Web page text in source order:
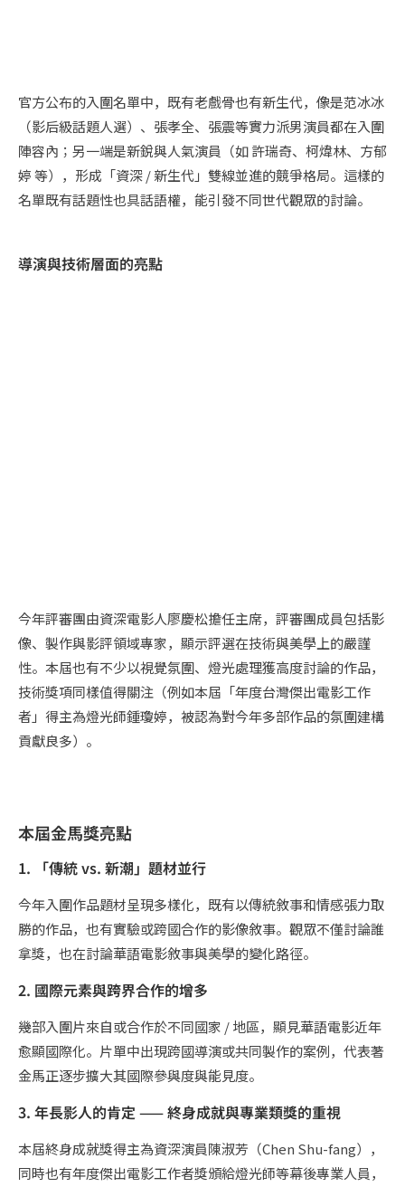
官方公布的入圍名單中，既有老戲骨也有新生代，像是范冰冰
（影后級話題人選）、張孝全、張震等實力派男演員都在入圍
陣容內；另一端是新銳與人氣演員（如 許瑞奇、柯煒林、方郁
婷 等），形成「資深 / 新生代」雙線並進的競爭格局。這樣的
名單既有話題性也具話語權，能引發不同世代觀眾的討論。
導演與技術層面的亮點
今年評審團由資深電影人廖慶松擔任主席，評審團成員包括影
像、製作與影評領域專家，顯示評選在技術與美學上的嚴謹
性。本屆也有不少以視覺氛圍、燈光處理獲高度討論的作品，
技術獎項同樣值得關注（例如本屆「年度台灣傑出電影工作
者」得主為燈光師鍾瓊婷，被認為對今年多部作品的氛圍建構
貢獻良多）。
本屆金馬獎亮點
1. 「傳統 vs. 新潮」題材並行
今年入圍作品題材呈現多樣化，既有以傳統敘事和情感張力取
勝的作品，也有實驗或跨國合作的影像敘事。觀眾不僅討論誰
拿獎，也在討論華語電影敘事與美學的變化路徑。
2. 國際元素與跨界合作的增多
幾部入圍片來自或合作於不同國家 / 地區，顯見華語電影近年
愈顯國際化。片單中出現跨國導演或共同製作的案例，代表著
金馬正逐步擴大其國際參與度與能見度。
3. 年長影人的肯定 —— 終身成就與專業類獎的重視
本屆終身成就獎得主為資深演員陳淑芳（Chen Shu-fang），
同時也有年度傑出電影工作者獎頒給燈光師等幕後專業人員，